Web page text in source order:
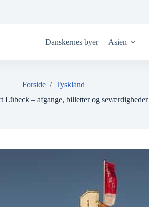
Danskernes byer Asien
Forside /Tyskland
Lübeck – afgange, billetter og seværdigheder